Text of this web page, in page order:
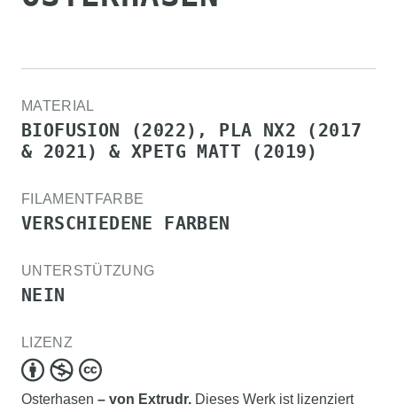
MATERIAL
BIOFUSION (2022), PLA NX2 (2017
& 2021) & XPETG MATT (2019)
FILAMENTFARBE
VERSCHIEDENE FARBEN
UNTERSTÜTZUNG
NEIN
LIZENZ
Osterhasen – von Extrudr. Dieses Werk ist lizenziert